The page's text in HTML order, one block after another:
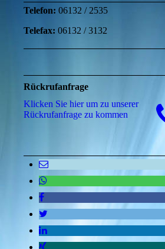
Telefon: 06132 / 2535
Telefax: 06132 / 3132
Rückrufanfrage
Klicken Sie hier um zu unserer
Rückrufanfrage zu kommen